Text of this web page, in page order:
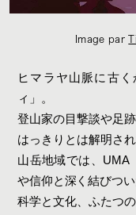
Image par
ヒマラヤ山脈に古
ィ」。
登山家の目撃談や足
はっきりとは解明さ
山岳地域では、UMA
や信仰と深く結びつ
科学と文化、ふたつ